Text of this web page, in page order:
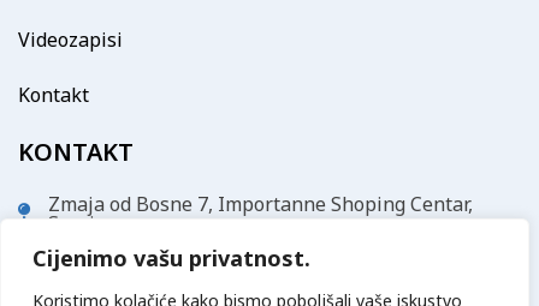
Cijenimo vašu privatnost.
Koristimo kolačiće kako bismo poboljšali vaše iskustvo
Videozapisi
Kontakt
KONTAKT
Zmaja od Bosne 7, Importanne Shoping Centar,
Sarajevo
info@vatanmed.com